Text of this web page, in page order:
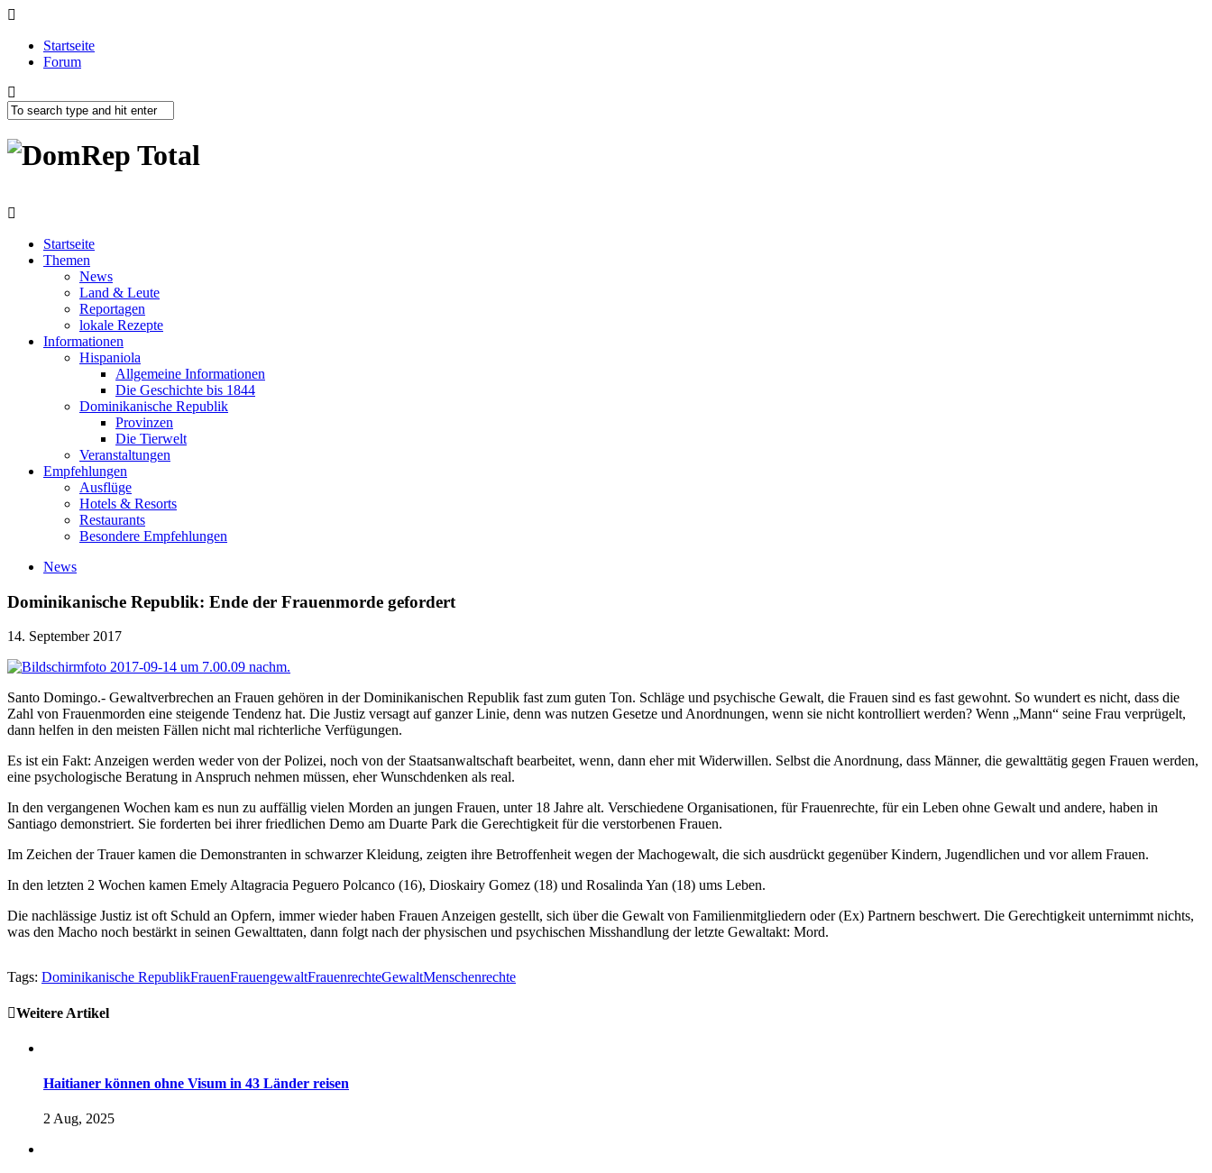
Startseite
Forum
Startseite
Themen
News
Land & Leute
Reportagen
lokale Rezepte
Informationen
Hispaniola
Allgemeine Informationen
Die Geschichte bis 1844
Dominikanische Republik
Provinzen
Die Tierwelt
Veranstaltungen
Empfehlungen
Ausflüge
Hotels & Resorts
Restaurants
Besondere Empfehlungen
News
Dominikanische Republik: Ende der Frauenmorde gefordert
14. September 2017
Santo Domingo.- Gewaltverbrechen an Frauen gehören in der Dominikanischen Republik fast zum guten Ton. Schläge und psychische Gewalt, die Frauen sind es fast gewohnt. So wundert es nicht, dass die
Zahl von Frauenmorden eine steigende Tendenz hat. Die Justiz versagt auf ganzer Linie, denn was nutzen Gesetze und Anordnungen, wenn sie nicht kontrolliert werden? Wenn „Mann“ seine Frau verprügelt,
dann helfen in den meisten Fällen nicht mal richterliche Verfügungen.
Es ist ein Fakt: Anzeigen werden weder von der Polizei, noch von der Staatsanwaltschaft bearbeitet, wenn, dann eher mit Widerwillen. Selbst die Anordnung, dass Männer, die gewalttätig gegen Frauen werden,
eine psychologische Beratung in Anspruch nehmen müssen, eher Wunschdenken als real.
In den vergangenen Wochen kam es nun zu auffällig vielen Morden an jungen Frauen, unter 18 Jahre alt. Verschiedene Organisationen, für Frauenrechte, für ein Leben ohne Gewalt und andere, haben in
Santiago demonstriert. Sie forderten bei ihrer friedlichen Demo am Duarte Park die Gerechtigkeit für die verstorbenen Frauen.
Im Zeichen der Trauer kamen die Demonstranten in schwarzer Kleidung, zeigten ihre Betroffenheit wegen der Machogewalt, die sich ausdrückt gegenüber Kindern, Jugendlichen und vor allem Frauen.
In den letzten 2 Wochen kamen Emely Altagracia Peguero Polcanco (16), Dioskairy Gomez (18) und Rosalinda Yan (18) ums Leben.
Die nachlässige Justiz ist oft Schuld an Opfern, immer wieder haben Frauen Anzeigen gestellt, sich über die Gewalt von Familienmitgliedern oder (Ex) Partnern beschwert. Die Gerechtigkeit unternimmt nichts,
was den Macho noch bestärkt in seinen Gewalttaten, dann folgt nach der physischen und psychischen Misshandlung der letzte Gewaltakt: Mord.
Tags: Dominikanische RepublikFrauenFrauengewaltFrauenrechteGewaltMenschenrechte
Weitere Artikel
Haitianer können ohne Visum in 43 Länder reisen
2 Aug, 2025